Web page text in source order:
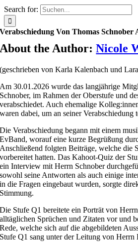
Search for:
Verabschiedung Von Thomas Schnober
About the Author:Nicole
(geschrieben von Karla Kalenbach und
Am 30.01.2026 wurde das langjährige
Schnober, im Rahmen der Oberstufe und
verabschiedet. Auch ehemalige
waren dabei, um an seiner Verabschiedung
Die Verabschiedung begann mit einem
EvBand, worauf eine kurze Begrüßung
Anschließend folgten Beiträge, welche die
vorbereitet hatten. Das Kahoot-Quiz der
ein Interview mit Herrn Schnober
sowohl seine Antworten als auch einige
in die Fragen eingebaut wurden, sorgte
Stimmung.
Die Stufe Q1 bereitete ein Porträt von
alltäglichen Sprüchen und Zitaten vor und
Rede, welche sich auf die abgebildeten
Stufe Q1 sang unter der Leitung von Herrn